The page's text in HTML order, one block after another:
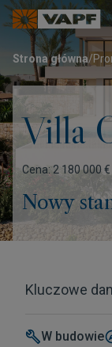
Strona główna/
Villa
Cena: 2 180 000 €
Nowy
Kluczowe
W budowie